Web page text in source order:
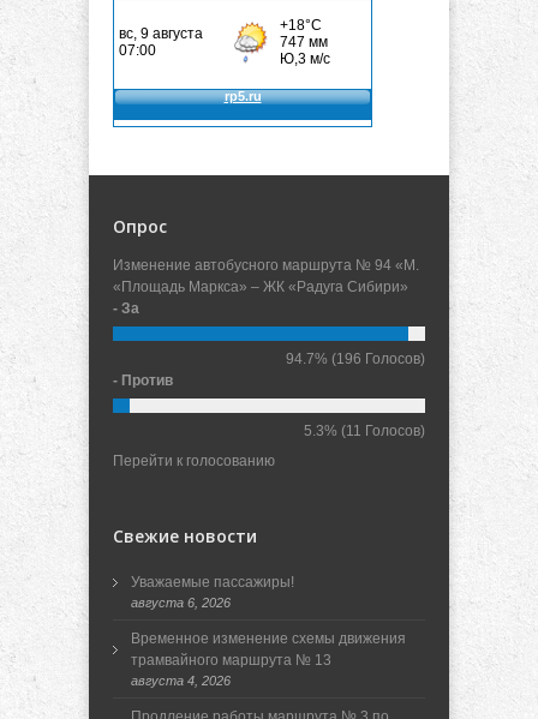
Опрос
Изменение автобусного маршрута № 94 «М.
«Площадь Маркса» – ЖК «Радуга Сибири»
- За
94.7% (196 Голосов)
- Против
5.3% (11 Голосов)
Перейти к голосованию
Свежие новости
Уважаемые пассажиры!
августа 6, 2026
Временное изменение схемы движения
трамвайного маршрута № 13
августа 4, 2026